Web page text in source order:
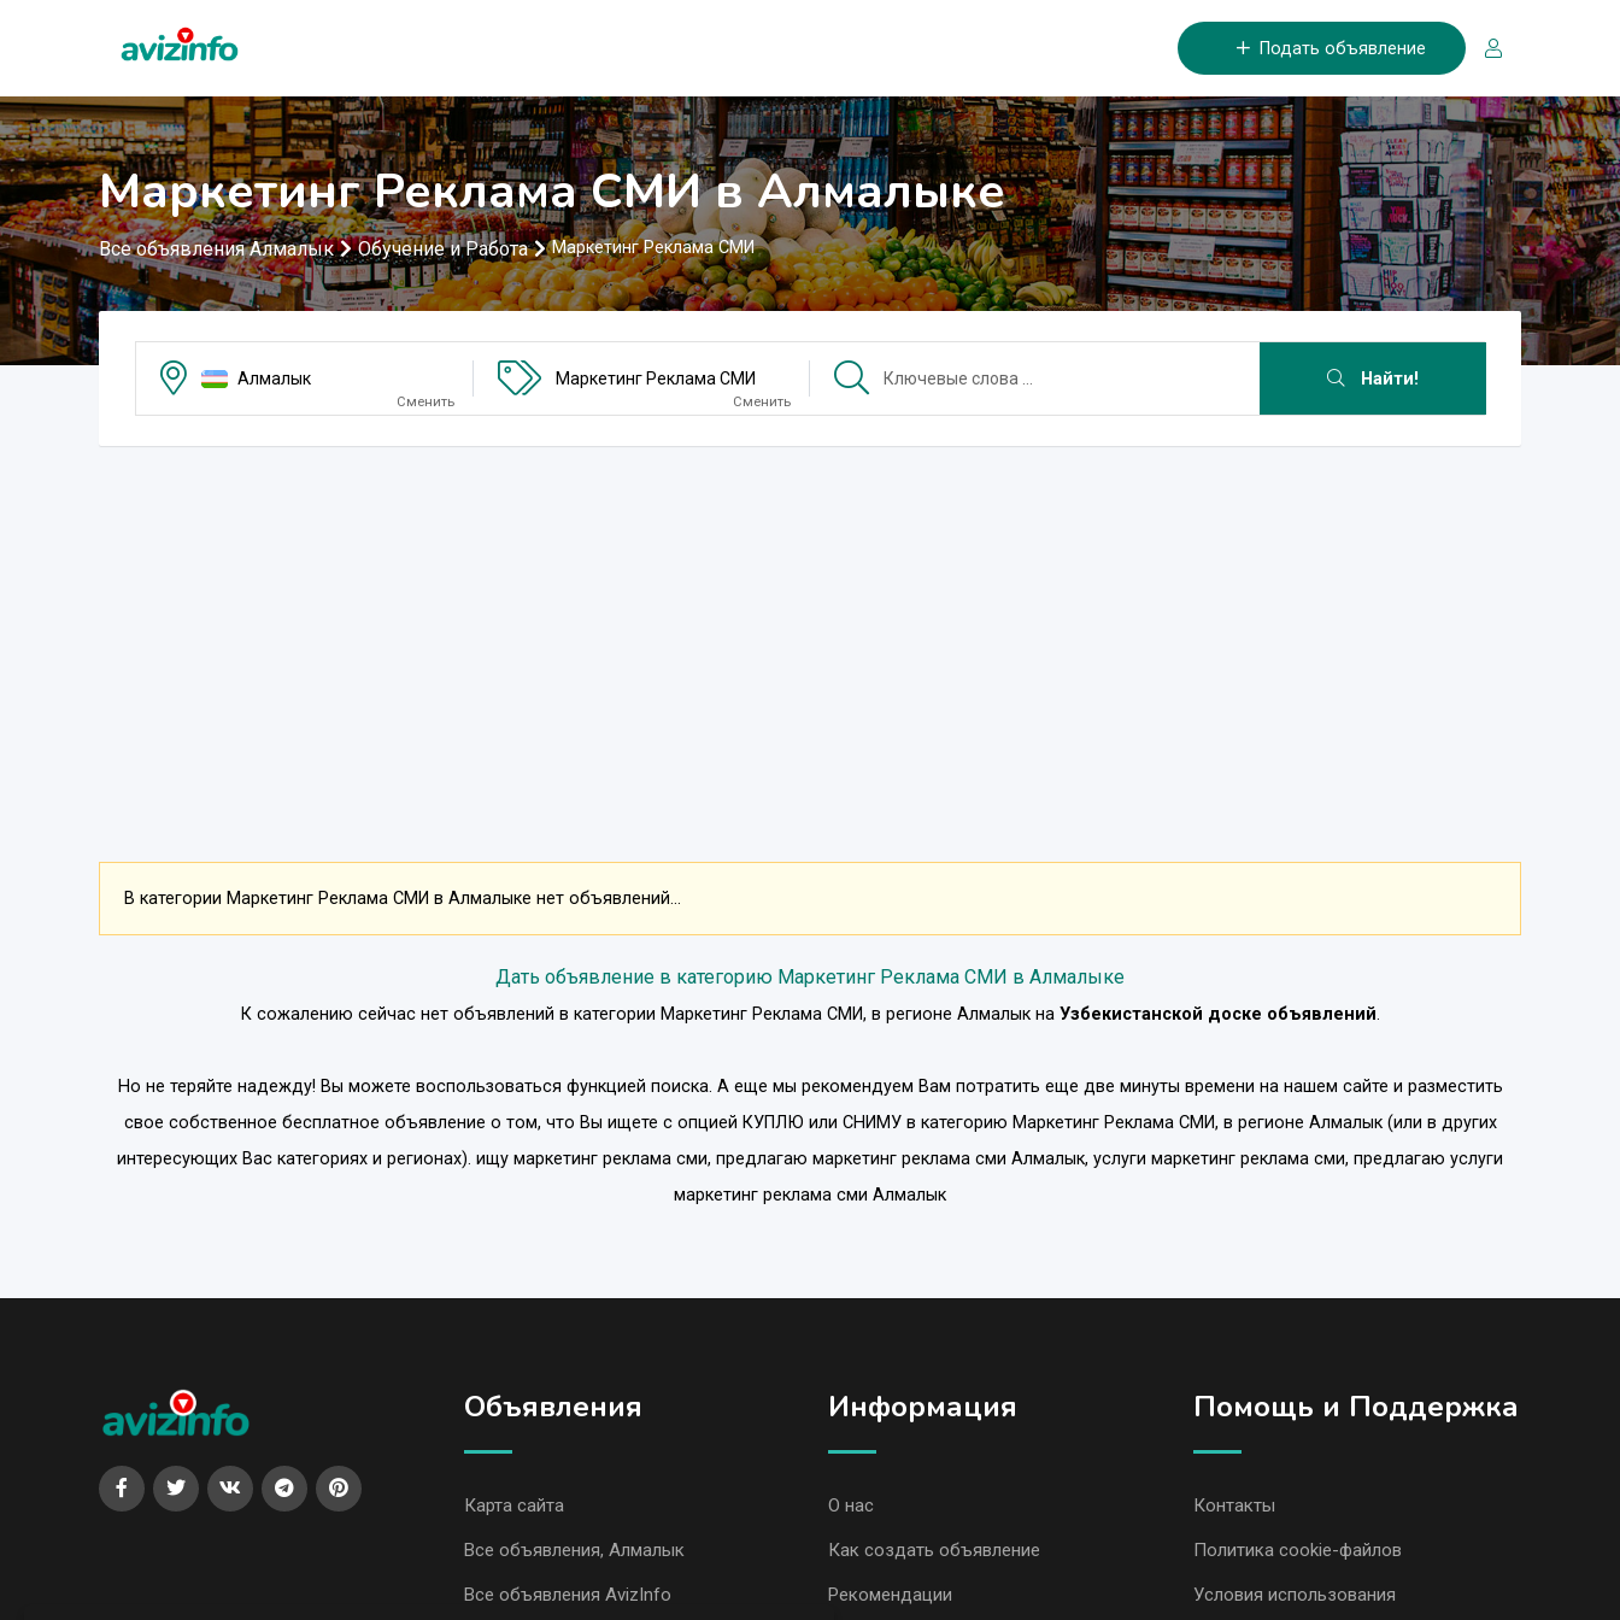
Подать объявление
Маркетинг Реклама СМИ в Алмалыке
Все объявления Алмалык Обучение и Работа Маркетинг Реклама СМИ
Алмалык
Сменить
Маркетинг Реклама СМИ
Сменить
Найти!
В категории Маркетинг Реклама СМИ в Алмалыке нет объявлений...
Дать объявление в категорию Маркетинг Реклама СМИ в Алмалыке
К сожалению сейчас нет объявлений в категории Маркетинг Реклама СМИ, в регионе Алмалыкна Узбекистанской доске объявлений.
Но не теряйте надежду! Вы можете воспользоваться функцией поиска. А еще мы рекомендуем Вам потратить еще две минуты времени на нашем сайте и разместить
свое собственное бесплатное объявление о том, что Вы ищете с опцией КУПЛЮ или СНИМУв категорию Маркетинг Реклама СМИ, в регионе Алмалык(или в других
интересующих Вас категориях и регионах). ищу маркетинг реклама сми, предлагаю маркетинг реклама сми Алмалык, услуги маркетинг реклама сми, предлагаю услуги
маркетинг реклама сми Алмалык
Объявления
Карта сайта
Все объявления, Алмалык
Все объявления AvizInfo
Информация
О нас
Как создать объявление
Рекомендации
Помощь и Поддержка
Контакты
Политика cookie-файлов
Условия использования